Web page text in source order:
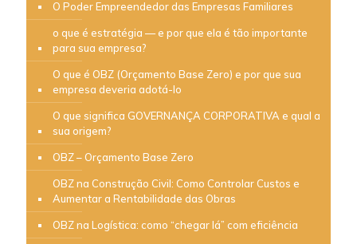
O Poder Empreendedor das Empresas Familiares
o que é estratégia — e por que ela é tão importante
para sua empresa?
O que é OBZ (Orçamento Base Zero) e por que sua
empresa deveria adotá-lo
O que significa GOVERNANÇA CORPORATIVA e qual a
sua origem?
OBZ – Orçamento Base Zero
OBZ na Construção Civil: Como Controlar Custos e
Aumentar a Rentabilidade das Obras
OBZ na Logística: como “chegar lá” com eficiência